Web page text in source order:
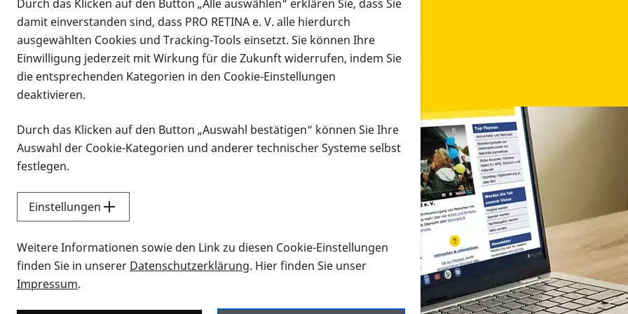
Infomaterial
Infomaterial
Vorlesen
Alle Infomaterialien in verschiedenen Formaten an
Sie möchten wissen, wie Sie nach Infonmaterial suchen und dieses bestellen bzw. herunterladen
Durch das Klicken auf den Button „Alle auswählen“ erklären Sie, dass Sie
damit einverstanden sind, dass PRO RETINA e. V. alle hierdurch
ausgewählten Cookies und Tracking-Tools einsetzt. Sie können Ihre
Einwilligung jederzeit mit Wirkung für die Zukunft widerrufen, indem Sie
die entsprechenden Kategorien in den Cookie-Einstellungen
deaktivieren.
Durch das Klicken auf den Button „Auswahl bestätigen“ können Sie Ihre
Auswahl der Cookie-Kategorien und anderer technischer Systeme selbst
festlegen.
Einstellungen
Weitere Informationen sowie den Link zu diesen Cookie-Einstellungen
finden Sie in unserer Datenschutzerklärung. Hier finden Sie unser
Impressum.